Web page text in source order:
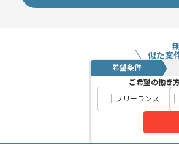
似た案
希望条件
ご希望の働き
フリーランス